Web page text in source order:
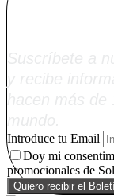
Introduce tu Email
Doy mi
promocionales de